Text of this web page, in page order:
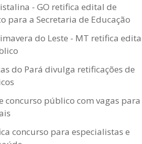
- GO retifica edital de
para a Secretaria de Educação
do Leste - MT retifica
do Pará divulga retificações de
concurso público com vagas para
concurso para especialistas e